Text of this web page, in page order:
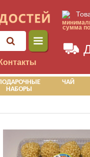
сумма
Контакты
НАБОРЫ
ЧАЙ